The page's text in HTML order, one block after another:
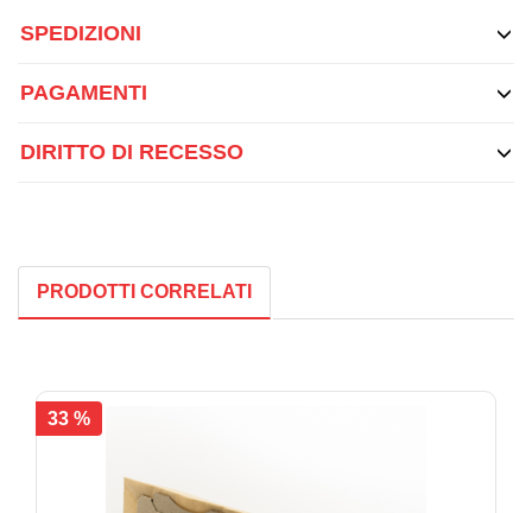
SPEDIZIONI
PAGAMENTI
DIRITTO DI RECESSO
PRODOTTI CORRELATI
33 %